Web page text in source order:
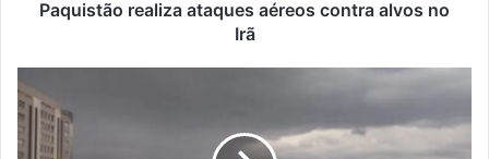
Paquistão realiza ataques aéreos contra alvos no
Irã
emite
novo
alerta